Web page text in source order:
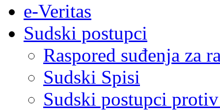
e-Veritas
Sudski postupci
Raspored suđenja za
Sudski Spisi
Sudski postupci